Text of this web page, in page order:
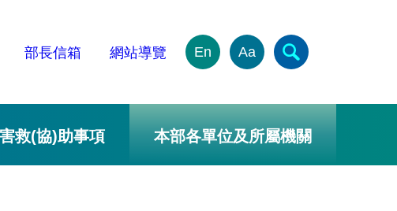
部長信箱 網站導覽 En Aa
救(協)助事項 本部各單位及所屬機關